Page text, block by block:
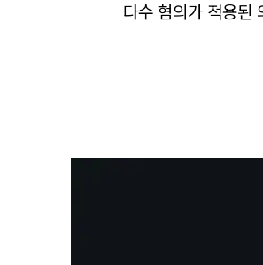
다수 혐의가 적용된